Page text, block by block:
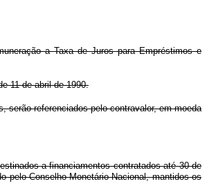
a Taxa de Juros para Empréstimos e
11 de abril de 1990.
serão referenciados pelo contravalor, em moeda
a financiamentos contratados até 30 de
pelo Conselho Monetário Nacional, mantidos os